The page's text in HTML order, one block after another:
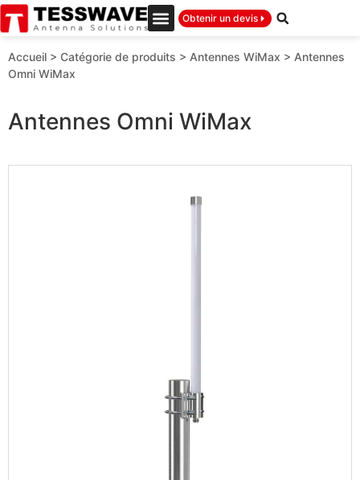
Obtenir un devis
Accueil > Catégorie de produits > Antennes WiMax > Antennes
Omni WiMax
Antennes Omni WiMax